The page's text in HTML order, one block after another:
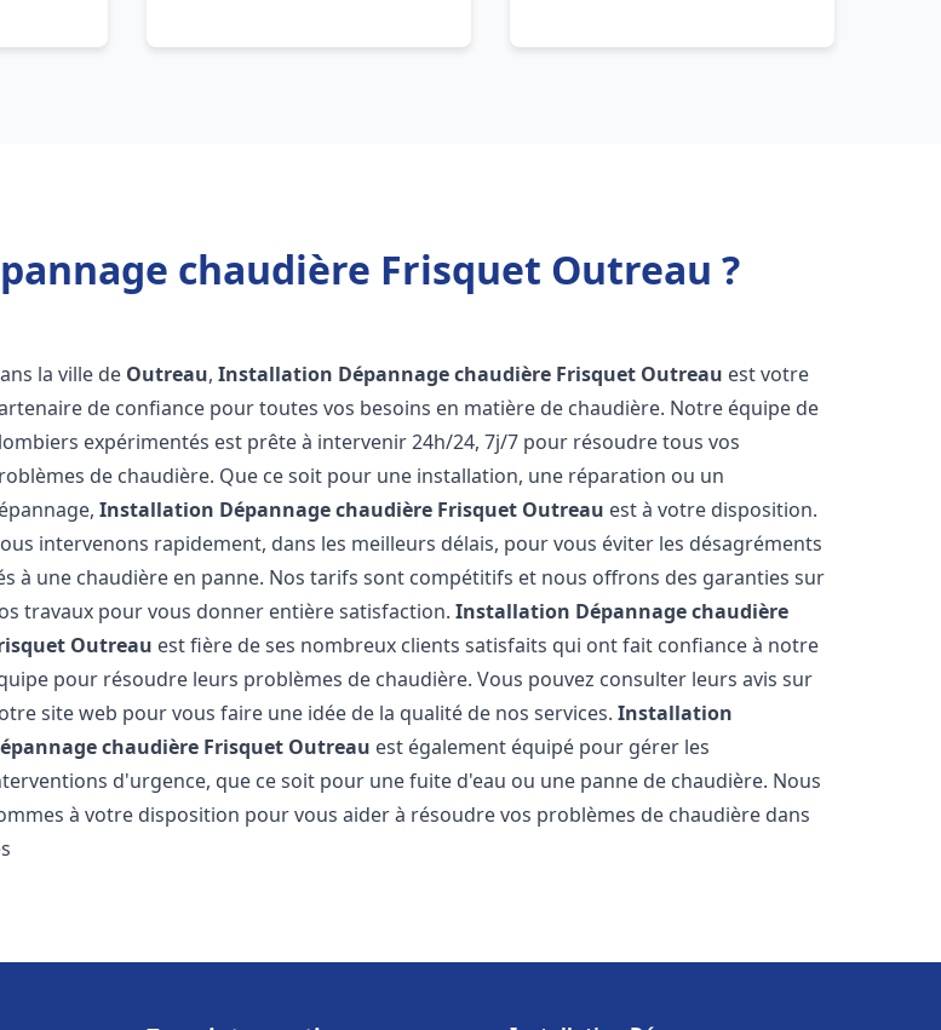
chaudière Frisquet Outreau ?
la ville de Outreau,Installation Dépannage chaudière Frisquet Outreau est votre
de confiance pour toutes vos besoins en matière de chaudière. Notre équipe de
expérimentés est prête à intervenir 24h/24, 7j/7 pour résoudre tous vos
de chaudière. Que ce soit pour une installation, une réparation ou un
Installation Dépannage chaudière Frisquet Outreau est à votre disposition.
intervenons rapidement, dans les meilleurs délais, pour vous éviter les désagréments
à une chaudière en panne. Nos tarifs sont compétitifs et nous offrons des garanties sur
travaux pour vous donner entière satisfaction.Installation Dépannage chaudière
Outreau est fière de ses nombreux clients satisfaits qui ont fait confiance à notre
pour résoudre leurs problèmes de chaudière. Vous pouvez consulter leurs avis sur
site web pour vous faire une idée de la qualité de nos services.Installation
chaudière Frisquet Outreau est également équipé pour gérer les
d'urgence, que ce soit pour une fuite d'eau ou une panne de chaudière. Nous
à votre disposition pour vous aider à résoudre vos problèmes de chaudière dans